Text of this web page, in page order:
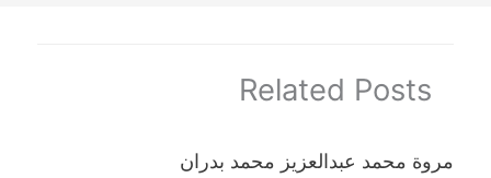
Related Posts
مروة محمد عبدالعزيز محمد بدران